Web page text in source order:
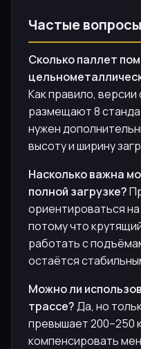
Частые вопросы
Сколько паллет
Как правило, версии
размещают 8
нужен
высоту и ширину
Насколько важна
полной загрузке?
ориентироваться
потому что
работать с
остаётся
Можно ли
трассе?Да, но
превышает 200–250
компенсировать